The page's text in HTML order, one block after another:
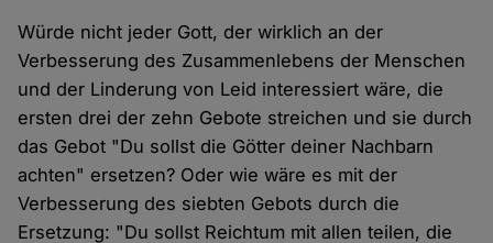
Würde nicht jeder Gott, der wirklich an der
Verbesserung des Zusammenlebens der Menschen
und der Linderung von Leid interessiert wäre, die
ersten drei der zehn Gebote streichen und sie durch
das Gebot "Du sollst die Götter deiner Nachbarn
achten" ersetzen? Oder wie wäre es mit der
Verbesserung des siebten Gebots durch die
Ersetzung: "Du sollst Reichtum mit allen teilen, die